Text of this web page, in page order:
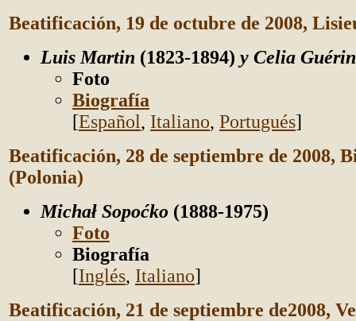
Beatificación, 19 de octubre de 2008,
Luis Martin (1823-1894) y Celia
Foto
Biografía
[Español, Italiano, Portugués]
Beatificación, 28 de septiembre de 2008,
(Polonia)
Michał Sopoćko (1888-1975)
Foto
Biografía
[Inglés, Italiano]
Beatificación, 21 de septiembre de2008,